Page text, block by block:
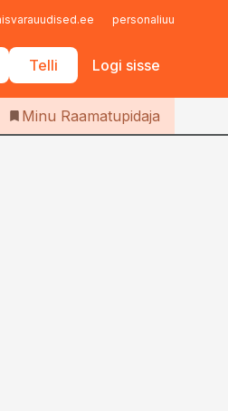
personaliuudised.ee
Telli Logi sisse
Iseteenindus
Raamatupidaja
Minu Raamatupidaja